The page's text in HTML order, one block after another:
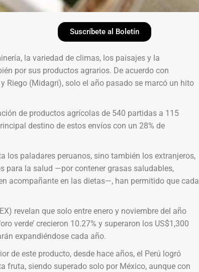
Suscríbete al Boletín
la variedad de climas, los paisajes y la
por sus productos agrarios. De acuerdo con
Riego (Midagri), solo el año pasado se marcó un hito
de productos agrícolas de 540 partidas a 115
destino de estos envíos con un 28% de
los paladares peruanos, sino también los extranjeros,
para la salud —por contener grasas saludables,
acompañante en las dietas—, han permitido que cada
revelan que solo entre enero y noviembre del año
verde’ crecieron 10.27% y superaron los US$1,300
expandiéndose cada año.
de este producto, desde hace años, el Perú logró
fruta, siendo superado solo por México, aunque con